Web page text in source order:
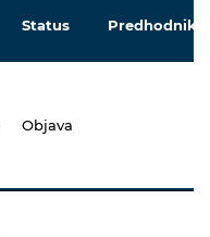
Status Predhodniki
Objava